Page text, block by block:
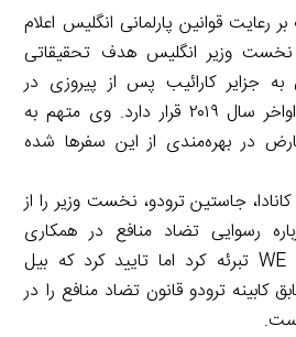
رعایت قوانین پارلمانی انگلیس اعلام
وزیر انگلیس هدف تحقیقاتی
جزایر کارائیب پس از پیروزی در
انتخابات پارلمانی در اواخر سال ۲۰۱۹ قرار دارد. وی متهم به
در بهره‌مندی از این سفرها شده
جاستین ترودو، نخست وزیر را از
رسوایی تضاد منافع در همکاری
خانواده وی با خیریه WE تبرئه کرد اما تایید کرد که بیل
کابینه ترودو قانون تضاد منافع را در